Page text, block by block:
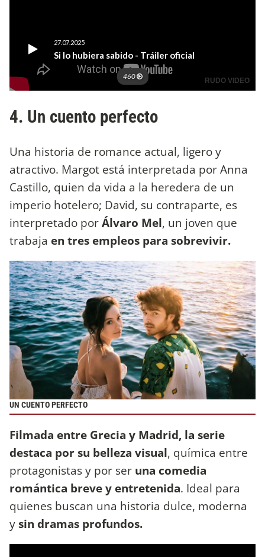
4. Un cuento perfecto
Una historia de romance actual, ligero y
atractivo. Margot está interpretada por Anna
Castillo, quien da vida a la heredera de un
imperio hotelero; David, su contraparte, es
interpretado porÁlvaro Mel, un joven que
trabaja en tres empleos para sobrevivir.
UN CUENTO PERFECTO
Filmada entre Grecia y Madrid, la serie
destaca por su belleza visual, química entre
protagonistas y por ser una comedia
romántica breve y entretenida. Ideal para
quienes buscan una historia dulce, moderna
ysin dramas profundos.